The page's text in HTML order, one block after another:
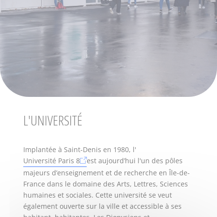
L'UNIVERSITÉ
Implantée à Saint-Denis en 1980, l'
Université Paris 8
est aujourd’hui l'un des pôles
majeurs d’enseignement et de recherche en Île-de-
France dans le domaine des Arts, Lettres, Sciences
humaines et sociales. Cette université se veut
également ouverte sur la ville et accessible à ses